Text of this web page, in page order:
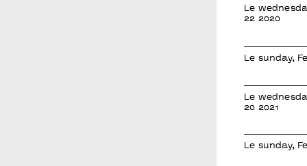
Le
22 2020
Le sunday,
Le
20 2021
Le sunday,